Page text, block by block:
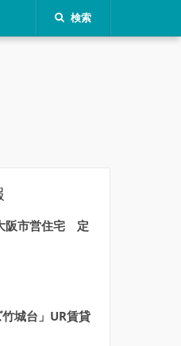
検索
阪市営住宅 定
竹城台」UR賃貸